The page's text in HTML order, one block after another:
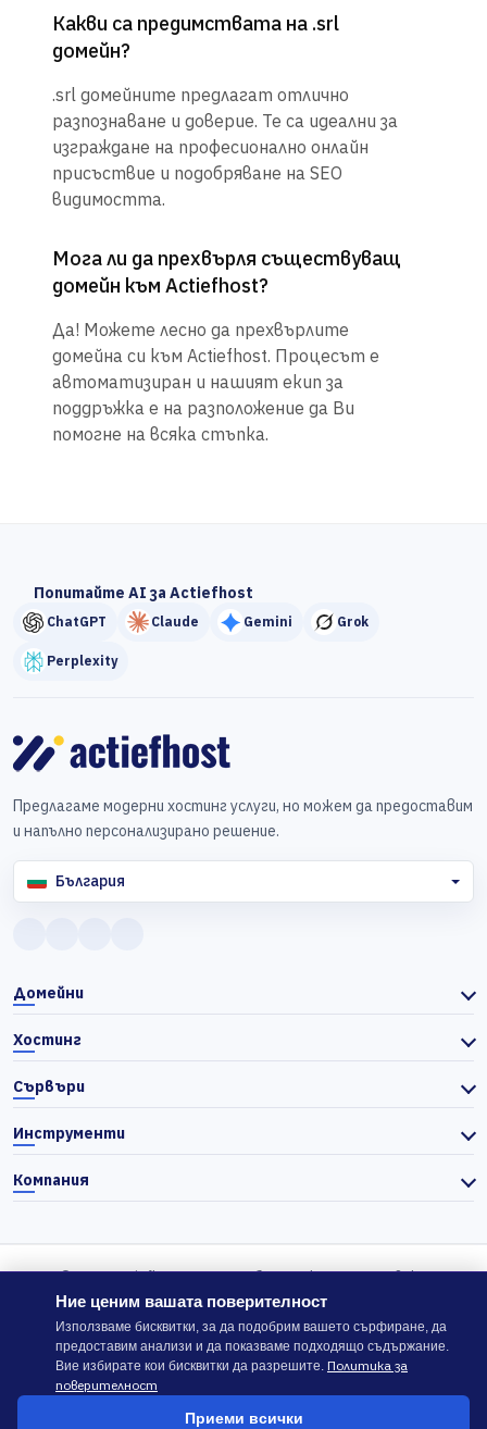
Какви са предимствата на .srl
домейн?
.srl домейните предлагат отлично
разпознаване и доверие. Те са идеални за
изграждане на професионално онлайн
присъствие и подобряване на SEO
видимостта.
Мога ли да прехвърля съществуващ
домейн към Actiefhost?
Да! Можете лесно да прехвърлите
домейна си към Actiefhost. Процесът е
автоматизиран и нашият екип за
поддръжка е на разположение да Ви
помогне на всяка стъпка.
Попитайте AI за Actiefhost
ChatGPT Claude Gemini Grok
Perplexity
Предлагаме модерни хостинг услуги, но можем да предоставим
и напълно персонализирано решение.
България
Домейни
Хостинг
Сървъри
Инструменти
Компания
© 2026 Actiefhost. Съгласно българското търговско
законодателство цените в сайта се показват без ДДС, а ДДС се
изчислява отделно при завършване на поръчката, когато е
приложимо.
Ние ценим вашата поверителност
Използваме бисквитки, за да подобрим вашето сърфиране, да
предоставим анализи и да показваме подходящо съдържание.
Вие избирате кои бисквитки да разрешите. Политика за
поверителност
Приеми всички